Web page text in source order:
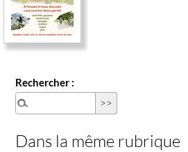
Rechercher :
Dans la même rubrique